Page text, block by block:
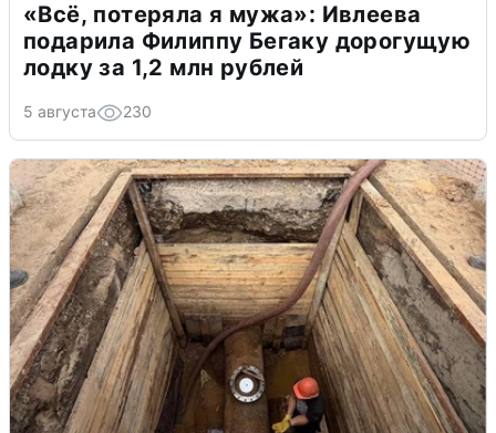
«Всё, потеряла я мужа»: Ивлеева
подарила Филиппу Бегаку дорогущую
лодку за 1,2 млн рублей
5 августа 230